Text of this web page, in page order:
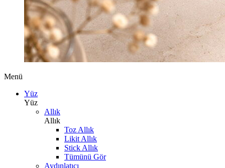
Menü
Yüz
Yüz
Allık
Allık
Toz Allık
Likit Allık
Stick Allık
Tümünü Gör
Aydınlatıcı